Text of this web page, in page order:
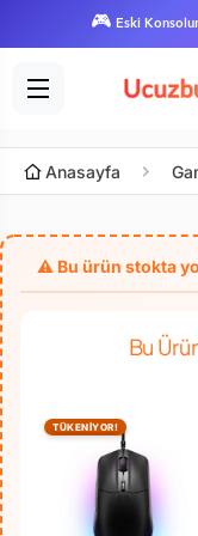
🎮 Eski
Anasayfa
Bu
TÜKENİYOR!